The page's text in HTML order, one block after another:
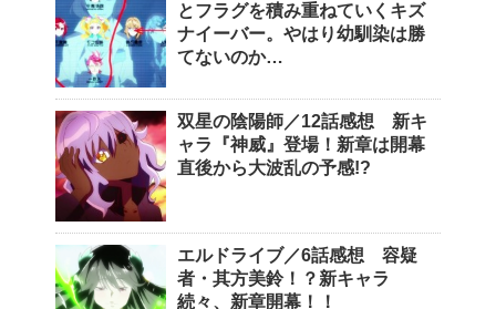
とフラグを積み重ねていくキズ
ナイーバー。やはり幼馴染は勝
てないのか…
双星の陰陽師／12話感想 新キ
ャラ『神威』登場！新章は開幕
直後から大波乱の予感!?
エルドライブ／6話感想 容疑
者・其方美鈴！？新キャラ
続々、新章開幕！！